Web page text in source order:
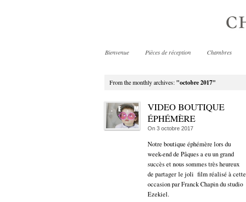
Bienvenue Pièces de réception Chambres
From the monthly archives: "octobre 2017"
VIDEO BOUTIQUE
ÉPHÉMÈRE
On 3 octobre 2017
Notre boutique éphémère lors du
week-end de Pâques a eu un grand
succès et nous sommes très heureux
de partager le joli film réalisé à cette
occasion par Franck Chapin du studio
Ezekiel.